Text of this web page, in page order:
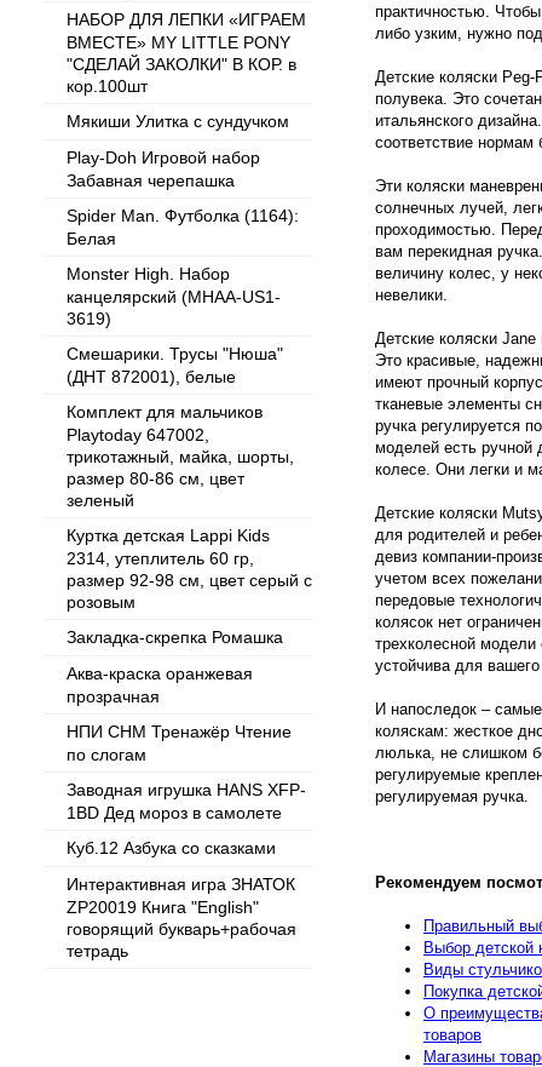
НАБОР ДЛЯ ЛЕПКИ «ИГРАЕМ
ВМЕСТЕ» MY LITTLE PONY
"СДЕЛАЙ ЗАКОЛКИ" В КОР. в
кор.100шт
Мякиши Улитка с сундучком
Play-Doh Игровой набор
Забавная черепашка
Spider Man. Футболка (1164):
Белая
Monster High. Набор
канцелярский (MHAA-US1-
3619)
Смешарики. Трусы "Нюша"
(ДНТ 872001), белые
Комплект для мальчиков
Playtoday 647002,
трикотажный, майка, шорты,
размер 80-86 см, цвет
зеленый
Куртка детская Lappi Kids
2314, утеплитель 60 гр,
размер 92-98 см, цвет серый с
розовым
Закладка-скрепка Ромашка
Аква-краска оранжевая
прозрачная
НПИ СНМ Тренажёр Чтение
по слогам
Заводная игрушка HANS XFP-
1BD Дед мороз в самолете
Куб.12 Азбука со сказками
Интерактивная игра ЗНАТОК
ZP20019 Книга "English"
говорящий букварь+рабочая
тетрадь
практичностью.
либо узким, нужно
Детские коляски
полувека. Это
итальянского
соответствие нормам
Эти коляски
солнечных лучей,
проходимостью.
вам перекидная
величину колес, у
невелики.
Детские коляски
Это красивые,
имеют прочный
тканевые элементы
ручка регулируется
моделей есть ручной
колесе. Они легки и
Детские коляски
для родителей и
девиз компании-
учетом всех
передовые
колясок нет
трехколесной модели
устойчива для
И напоследок –
коляскам: жесткое
люлька, не слишком
регулируемые
регулируемая ручка.
Рекомендуем
Правильный
Выбор детской
Виды
Покупка
О
товаров
Магазины